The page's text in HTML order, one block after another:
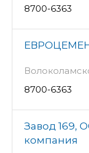
8700-6363
8700-6363
Завод 169,
компания